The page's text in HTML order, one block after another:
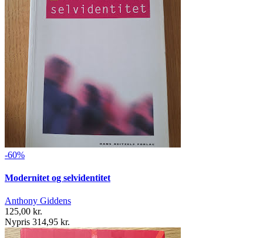
-60%
Modernitet og selvidentitet
Anthony Giddens
125,00 kr.
Nypris 314,95 kr.